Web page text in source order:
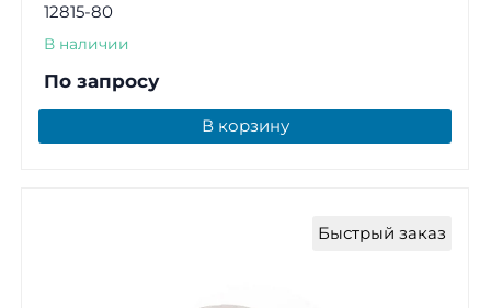
12815-80
В наличии
По запросу
В корзину
Быстрый заказ